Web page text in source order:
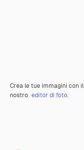
Crea le tue immagini con il
nostro editor di foto.